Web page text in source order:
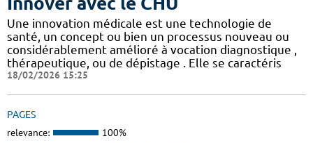
Une innovation médicale est une technologie de
santé, un concept ou bien un processus nouveau ou
considérablement amélioré à vocation diagnostique ,
thérapeutique, ou de dépistage . Elle se caractéris
18/02/2026 15:25
PAGES
relevance: 100%